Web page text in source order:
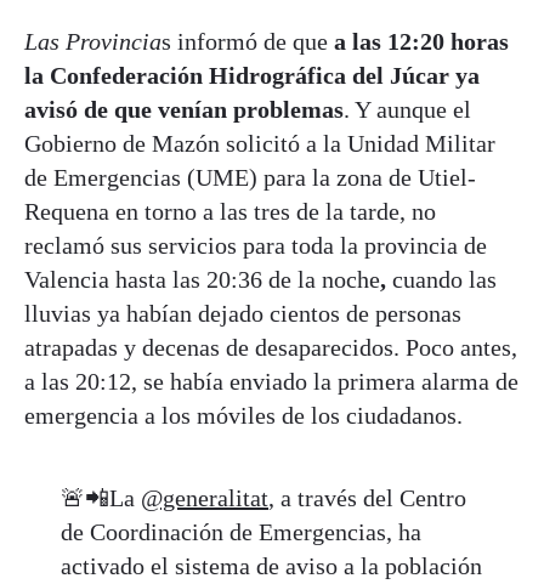
Las Provincias informó de que a las 12:20 horas
la Confederación Hidrográfica del Júcar ya
avisó de que venían problemas. Y aunque el
Gobierno de Mazón solicitó a la Unidad Militar
de Emergencias (UME) para la zona de Utiel-
Requena en torno a las tres de la tarde, no
reclamó sus servicios para toda la provincia de
Valencia hasta las 20:36 de la noche, cuando las
lluvias ya habían dejado cientos de personas
atrapadas y decenas de desaparecidos. Poco antes,
a las 20:12, se había enviado la primera alarma de
emergencia a los móviles de los ciudadanos.
🚨📲La @generalitat, a través del Centro
de Coordinación de Emergencias, ha
activado el sistema de aviso a la población